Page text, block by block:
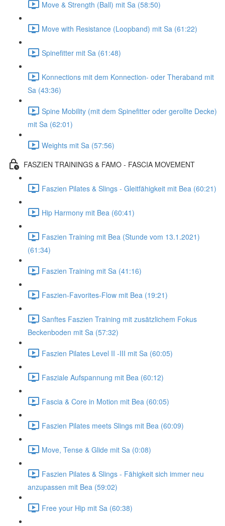
Move & Strength (Ball) mit Sa (58:50)
Move with Resistance (Loopband) mit Sa (61:22)
Spinefitter mit Sa (61:48)
Konnections mit dem Konnection- oder Theraband mit
Sa (43:36)
Spine Mobility (mit dem Spinefitter oder gerollte Decke)
mit Sa (62:01)
Weights mit Sa (57:56)
FASZIEN TRAININGS & FAMO - FASCIA MOVEMENT
Faszien Pilates & Slings - Gleitfähigkeit mit Bea (60:21)
Hip Harmony mit Bea (60:41)
Faszien Training mit Bea (Stunde vom 13.1.2021)
(61:34)
Faszien Training mit Sa (41:16)
Faszien-Favorites-Flow mit Bea (19:21)
Sanftes Faszien Training mit zusätzlichem Fokus
Beckenboden mit Sa (57:32)
Faszien Pilates Level II -III mit Sa (60:05)
Fasziale Aufspannung mit Bea (60:12)
Fascia & Core in Motion mit Bea (60:05)
Faszien Pilates meets Slings mit Bea (60:09)
Move, Tense & Glide mit Sa (0:08)
Faszien Pilates & Slings - Fähigkeit sich immer neu
anzupassen mit Bea (59:02)
Free your Hip mit Sa (60:38)